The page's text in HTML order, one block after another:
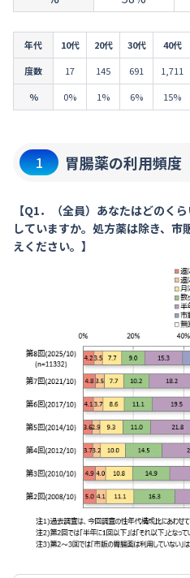
年代 10代 20代 30代 40代
度数
17 145 691 1,711
％
0% 1% 6% 15%
1 胃腸薬の利用頻度
【Q1．（全員）あなたはどのく
していますか。処方薬は除き、
えください。】